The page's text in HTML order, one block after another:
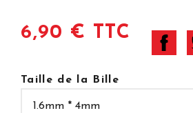
6,90 € TTC
Taille de la Bille